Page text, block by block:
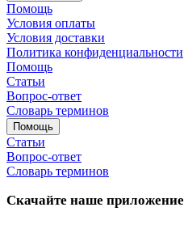
Помощь
Условия оплаты
Условия доставки
Политика конфиденциальности
Помощь
Статьи
Вопрос-ответ
Словарь терминов
Помощь
Статьи
Вопрос-ответ
Словарь терминов
Скачайте наше приложение